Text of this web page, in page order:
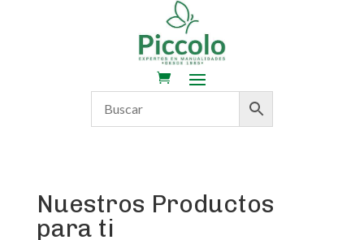
Nuestros Productos
para ti